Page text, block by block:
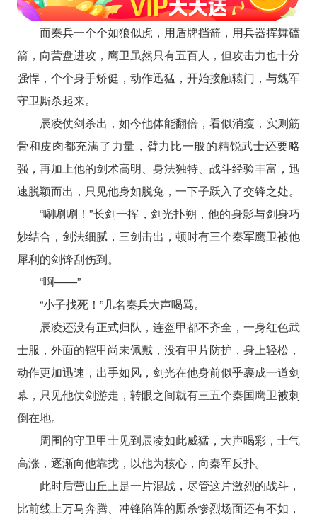
而秦兵一个个如狼似虎，用盾牌挡箭，用兵器挥舞磕
箭，向营盘进攻，鹰卫虽然只有五百人，但攻击力也十分
强悍，个个身手矫健，动作迅猛，开始接触辕门，与魏军
守卫厮杀起来。
辰凌仗剑杀出，如今他体能翻倍，看似消瘦，实则筋
骨和皮肉都充满了力量，臂力比一般的精锐武士还要略
强，再加上他的剑术高明、身法独特、战斗经验丰富，迅
速脱颖而出，只见他身如脱兔，一下子跃入了交锋之处。
“唰唰唰！”长剑一挥，剑光扑朔，他的身影与剑身巧
妙结合，剑法细腻，三剑击出，顿时有三个秦军鹰卫被他
犀利的剑锋刮伤到。
“啊——”
“小子找死！”几名秦兵大声喝骂。
辰凌还没有正式归队，连盔甲都不齐全，一身红色武
士服，外面的铠甲尚未佩戴，没有甲片防护，身上轻松，
动作更加迅速，出手如风，剑光在他身前似乎裹成一道剑
幕，只见他仗剑游走，转眼之间就有三五个秦国鹰卫被刺
倒在地。
周围的守卫甲士见到辰凌如此威猛，大声喝彩，士气
高涨，逐渐向他靠拢，以他为核心，向秦军反扑。
此时后营山丘上是一片混战，尽管这片激烈的战斗，
比前线上万马奔腾、冲锋陷阵的厮杀惨烈场面还有不如，